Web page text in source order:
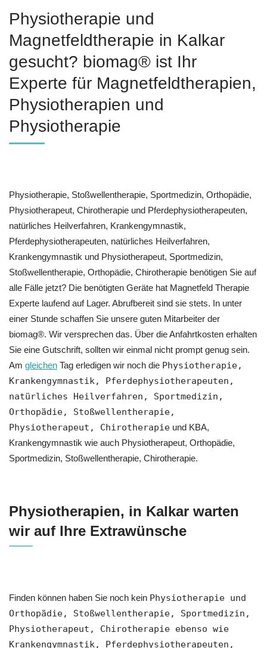
Physiotherapie und
Magnetfeldtherapie in Kalkar
gesucht? biomag® ist Ihr
Experte für Magnetfeldtherapien,
Physiotherapien und
Physiotherapie
Physiotherapie, Stoßwellentherapie, Sportmedizin, Orthopädie,
Physiotherapeut, Chirotherapie und Pferdephysiotherapeuten,
natürliches Heilverfahren, Krankengymnastik,
Pferdephysiotherapeuten, natürliches Heilverfahren,
Krankengymnastik und Physiotherapeut, Sportmedizin,
Stoßwellentherapie, Orthopädie, Chirotherapie benötigen Sie auf
alle Fälle jetzt? Die benötigten Geräte hat Magnetfeld Therapie
Experte laufend auf Lager. Abrufbereit sind sie stets. In unter
einer Stunde schaffen Sie unsere guten Mitarbeiter der
biomag®. Wir versprechen das. Über die Anfahrtkosten erhalten
Sie eine Gutschrift, sollten wir einmal nicht prompt genug sein.
Am gleichen Tag erledigen wir noch die Physiotherapie,
Krankengymnastik, Pferdephysiotherapeuten,
natürliches Heilverfahren, Sportmedizin,
Orthopädie, Stoßwellentherapie,
Physiotherapeut, Chirotherapie und KBA,
Krankengymnastik wie auch Physiotherapeut, Orthopädie,
Sportmedizin, Stoßwellentherapie, Chirotherapie.
Physiotherapien, in Kalkar warten
wir auf Ihre Extrawünsche
Finden können haben Sie noch kein Physiotherapie und
Orthopädie, Stoßwellentherapie, Sportmedizin,
Physiotherapeut, Chirotherapie ebenso wie
Krankengymnastik, Pferdephysiotherapeuten,